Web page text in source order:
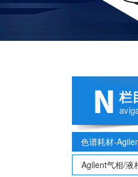
栏
色谱耗材-
Agilent气相/液